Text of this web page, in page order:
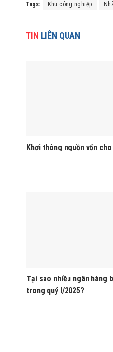
Tags: Khu công nghiệp
TIN LIÊN QUAN
Khơi thông nguồn vốn
Tại sao nhiều ngân hàng
trong quý I/2025?